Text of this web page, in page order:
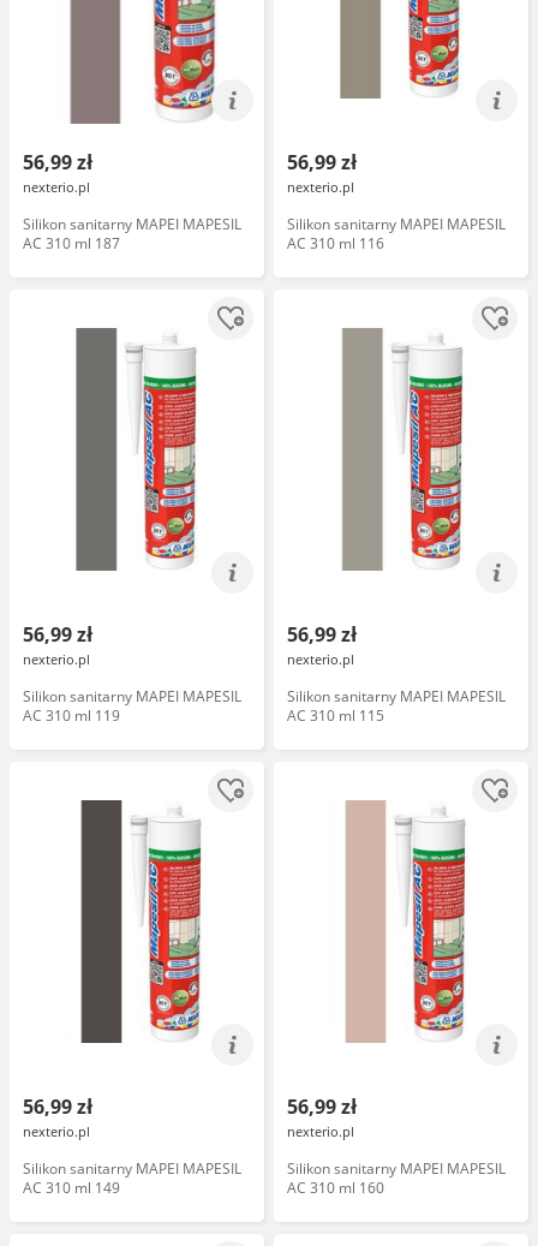
56,99 zł
nexterio.pl
Silikon sanitarny MAPEI MAPESIL
AC 310 ml 187
56,99 zł
nexterio.pl
Silikon sanitarny MAPEI MAPESIL
AC 310 ml 116
56,99 zł
nexterio.pl
Silikon sanitarny MAPEI MAPESIL
AC 310 ml 119
56,99 zł
nexterio.pl
Silikon sanitarny MAPEI MAPESIL
AC 310 ml 115
56,99 zł
nexterio.pl
Silikon sanitarny MAPEI MAPESIL
AC 310 ml 149
56,99 zł
nexterio.pl
Silikon sanitarny MAPEI MAPESIL
AC 310 ml 160